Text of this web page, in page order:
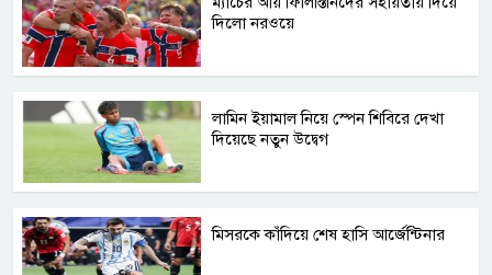
দিলো নরওয়ে
লামিন ইয়ামাল নিয়ে স্পেন শিবিরে দেখা
দিয়েছে নতুন উদ্বেগ
মিসরকে কাঁদিয়ে শেষ হাসি আর্জেন্টিনার